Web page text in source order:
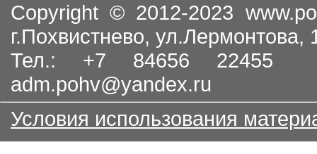
Copyright © 2012-2023
г.Похвистнево, ул.Лермонтова,
Тел.: +7 84656
adm.pohv@yandex.ru
Условия использования